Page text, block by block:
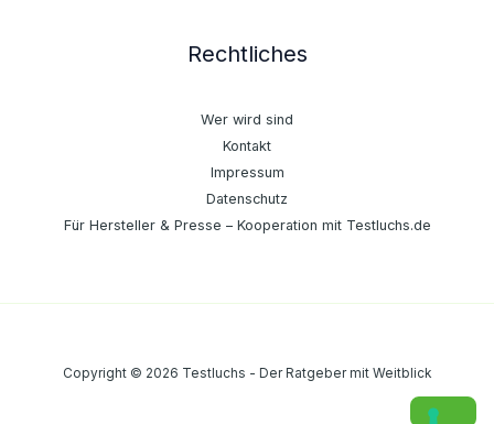
Rechtliches
Wer wird sind
Kontakt
Impressum
Datenschutz
Für Hersteller & Presse – Kooperation mit Testluchs.de
Copyright © 2026 Testluchs - Der Ratgeber mit Weitblick